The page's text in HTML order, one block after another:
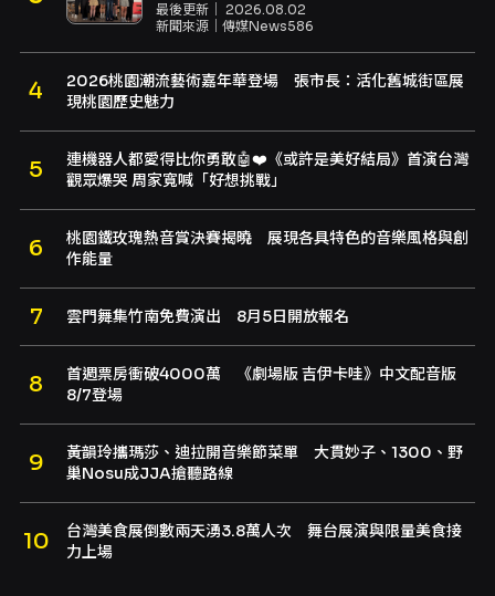
最後更新｜ 2026.08.02
新聞來源｜ 傳媒News586
2026桃園潮流藝術嘉年華登場 張市長：活化舊城街區展
現桃園歷史魅力
連機器人都愛得比你勇敢🤖❤️《或許是美好結局》首演台灣
觀眾爆哭 周家寬喊「好想挑戰」
桃園鐵玫瑰熱音賞決賽揭曉 展現各具特色的音樂風格與創
作能量
雲門舞集竹南免費演出 8月5日開放報名
首週票房衝破4000萬 《劇場版 吉伊卡哇》中文配音版
8/7登場
黃韻玲攜瑪莎、迪拉開音樂節菜單 大貫妙子、1300、野
巢Nosu成JJA搶聽路線
台灣美食展倒數兩天湧3.8萬人次 舞台展演與限量美食接
力上場